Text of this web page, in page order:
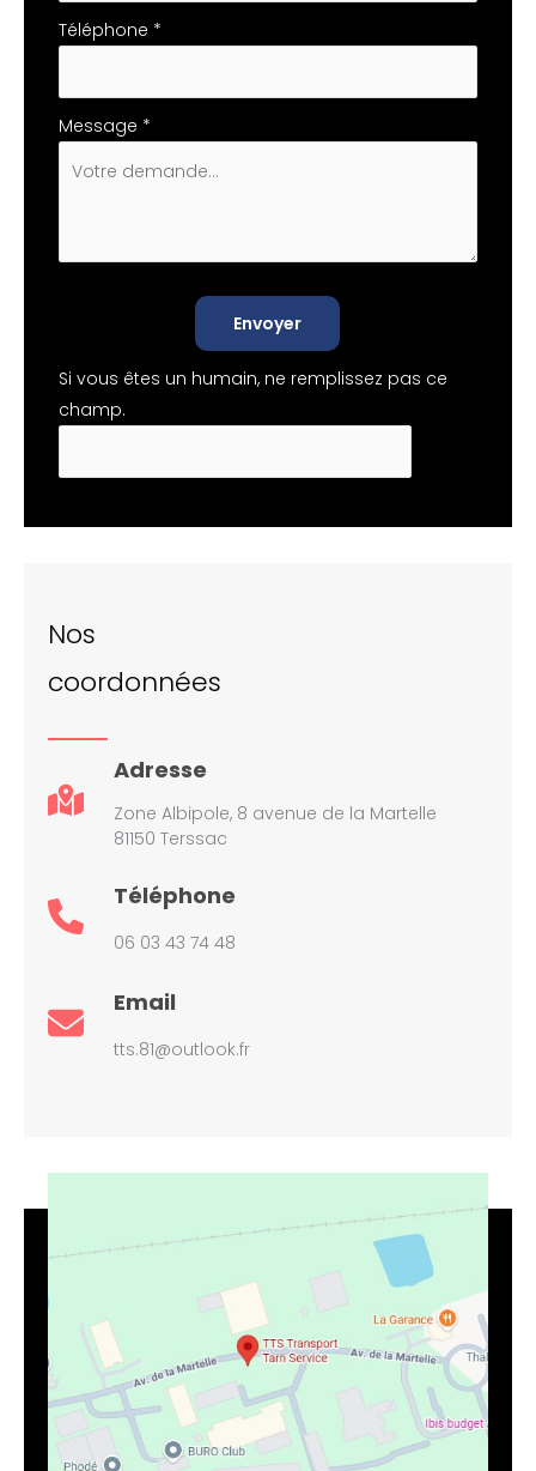
Téléphone *
Message *
Envoyer
Si vous êtes un humain, ne remplissez pas ce
champ.
Nos
coordonnées
Adresse
Zone Albipole, 8 avenue de la Martelle
81150 Terssac
Téléphone
06 03 43 74 48
Email
tts.81@outlook.fr